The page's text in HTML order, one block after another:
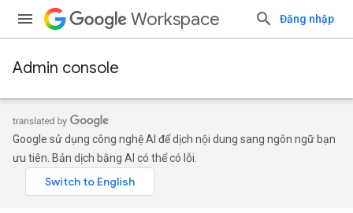
Workspace Đăng nhập
Admin console
Google sử dụng công nghệ AI để dịch nội dung sang ngôn ngữ bạn
ưu tiên. Bản dịch bằng AI có thể có lỗi.